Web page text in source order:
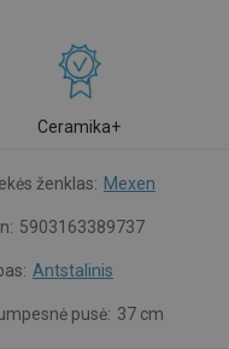
Ceramika+
ženklas: Mexen
5903163389737
Antstalinis
pusė: 37 cm